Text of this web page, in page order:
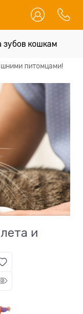
зубов кошкам
питомцами!
и